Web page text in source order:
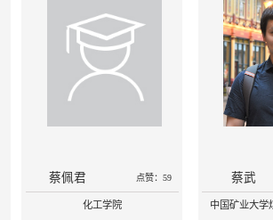
蔡佩君 点赞：59
化工学院
蔡武